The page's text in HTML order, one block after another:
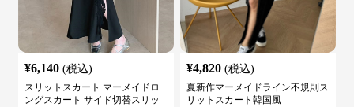
¥6,140 (税込)
スリットスカート マーメイドロ
ングスカート サイド切替スリッ
¥4,820 (税込)
夏新作マーメイドライン不規則ス
リットスカート韓国風